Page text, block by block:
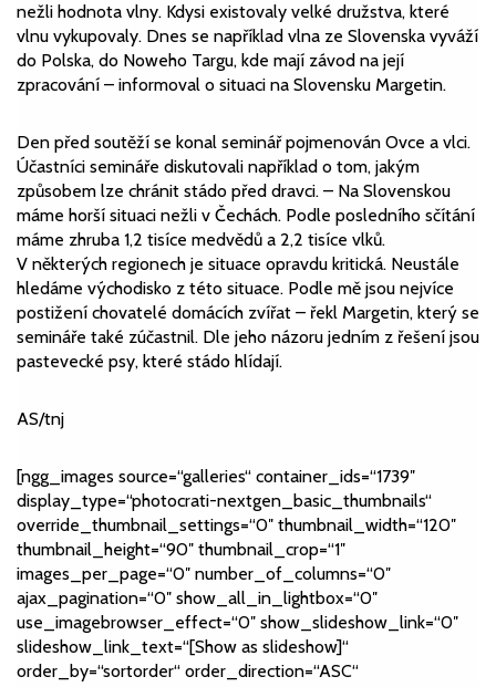
nežli hodnota vlny. Kdysi existovaly velké družstva, které
vlnu vykupovaly. Dnes se například vlna ze Slovenska vyváží
do Polska, do Noweho Targu, kde mají závod na její
zpracování – informoval o situaci na Slovensku Margetin.
Den před soutěží se konal seminář pojmenován Ovce a vlci.
Účastníci semináře diskutovali například o tom, jakým
způsobem lze chránit stádo před dravci. – Na Slovenskou
máme horší situaci nežli v Čechách. Podle posledního sčítání
máme zhruba 1,2 tisíce medvědů a 2,2 tisíce vlků.
V některých regionech je situace opravdu kritická. Neustále
hledáme východisko z této situace. Podle mě jsou nejvíce
postižení chovatelé domácích zvířat – řekl Margetin, který se
semináře také zúčastnil. Dle jeho názoru jedním z řešení jsou
pastevecké psy, které stádo hlídají.
AS/tnj
[ngg_images source=“galleries“ container_ids=“1739″
display_type=“photocrati-nextgen_basic_thumbnails“
override_thumbnail_settings=“0″ thumbnail_width=“120″
thumbnail_height=“90″ thumbnail_crop=“1″
images_per_page=“0″ number_of_columns=“0″
ajax_pagination=“0″ show_all_in_lightbox=“0″
use_imagebrowser_effect=“0″ show_slideshow_link=“0″
slideshow_link_text=“[Show as slideshow]“
order_by=“sortorder“ order_direction=“ASC“